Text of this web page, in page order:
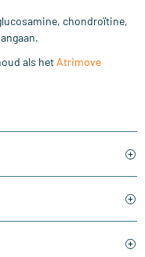
chondroïtine,
als het Atrimove